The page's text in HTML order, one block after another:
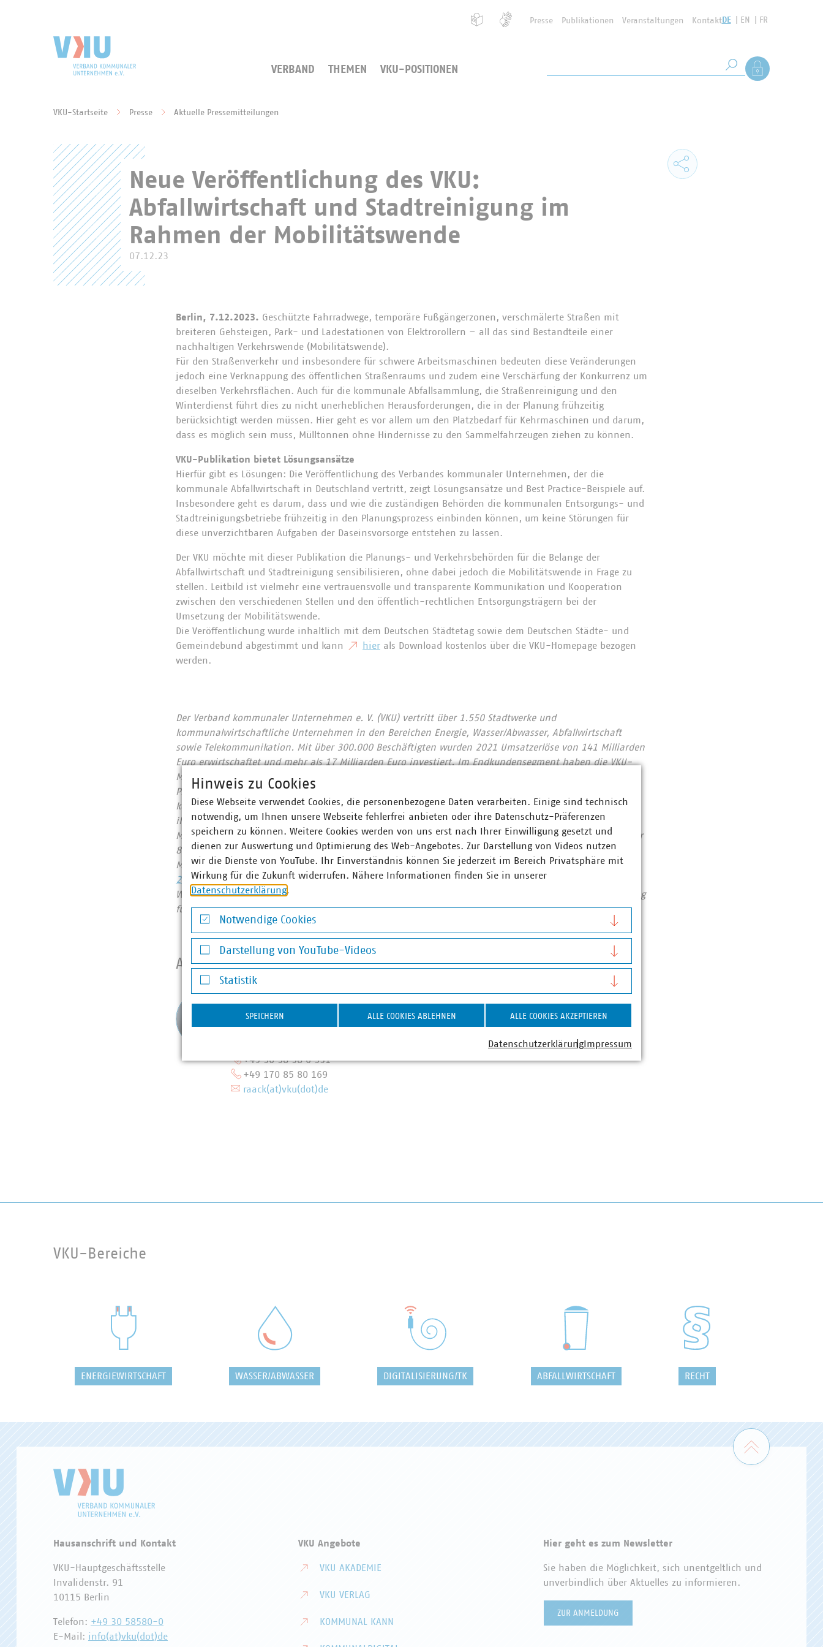
Presse Publikationen Veranstaltungen KontaktDE EN FR
VERBAND THEMEN VKU-POSITIONEN Suche starten
Als Mitglied
VKU-Startseite Presse Aktuelle Pressemitteilungen
Neue Veröffentlichung des VKU:
Abfallwirtschaft und Stadtreinigung im
Rahmen der Mobilitätswende
07.12.23
Berlin, 7.12.2023. Geschützte Fahrradwege, temporäre Fußgängerzonen, verschmälerte Straßen mit
breiteren Gehsteigen, Park- und Ladestationen von Elektrorollern – all das sind Bestandteile einer
nachhaltigen Verkehrswende (Mobilitätswende).
Für den Straßenverkehr und insbesondere für schwere Arbeitsmaschinen bedeuten diese Veränderungen
jedoch eine Verknappung des öffentlichen Straßenraums und zudem eine Verschärfung der Konkurrenz um
dieselben Verkehrsflächen. Auch für die kommunale Abfallsammlung, die Straßenreinigung und den
Winterdienst führt dies zu nicht unerheblichen Herausforderungen, die in der Planung frühzeitig
berücksichtigt werden müssen. Hier geht es vor allem um den Platzbedarf für Kehrmaschinen und darum,
dass es möglich sein muss, Mülltonnen ohne Hindernisse zu den Sammelfahrzeugen ziehen zu können.
VKU-Publikation bietet Lösungsansätze
Hierfür gibt es Lösungen: Die Veröffentlichung des Verbandes kommunaler Unternehmen, der die
kommunale Abfallwirtschaft in Deutschland vertritt, zeigt Lösungsansätze und Best Practice-Beispiele auf.
Insbesondere geht es darum, dass und wie die zuständigen Behörden die kommunalen Entsorgungs- und
Stadtreinigungsbetriebe frühzeitig in den Planungsprozess einbinden können, um keine Störungen für
diese unverzichtbaren Aufgaben der Daseinsvorsorge entstehen zu lassen.
Der VKU möchte mit dieser Publikation die Planungs- und Verkehrsbehörden für die Belange der
Abfallwirtschaft und Stadtreinigung sensibilisieren, ohne dabei jedoch die Mobilitätswende in Frage zu
stellen. Leitbild ist vielmehr eine vertrauensvolle und transparente Kommunikation und Kooperation
zwischen den verschiedenen Stellen und den öffentlich-rechtlichen Entsorgungsträgern bei der
Umsetzung der Mobilitätswende.
Die Veröffentlichung wurde inhaltlich mit dem Deutschen Städtetag sowie dem Deutschen Städte- und
Gemeindebund abgestimmt und kann
hier als Download kostenlos über die VKU-Homepage bezogen
werden.
Der Verband kommunaler Unternehmen e. V. (VKU) vertritt über 1.550 Stadtwerke und
kommunalwirtschaftliche Unternehmen in den Bereichen Energie, Wasser/Abwasser, Abfallwirtschaft
sowie Telekommunikation. Mit über 300.000 Beschäftigten wurden 2021 Umsatzerlöse von 141 Milliarden
Euro erwirtschaftet und mehr als 17 Milliarden Euro investiert. Im Endkundensegment haben die VKU-
Mitgliedsunternehmen signifikante Marktanteile in zentralen Ver- und Entsorgungsbereichen: Strom 66
Prozent, Gas 60 Prozent, Wärme 88 Prozent, Trinkwasser 89 Prozent, Abwasser 45 Prozent. Die
kommunale Abfallwirtschaft entsorgt jeden Tag 31.500 Tonnen Abfall und hat seit 1990 rund 78 Prozent
ihrer CO2-Emissionen eingespart – damit ist sie der Hidden Champion des Klimaschutzes. Immer mehr
Mitgliedsunternehmen engagieren sich im Breitbandausbau: 206 Unternehmen investieren pro Jahr über
822 Millionen Euro. Künftig wollen 80 Prozent der kommunalen Unternehmen den
Mobilfunkunternehmen Anschlüsse für Antennen an ihr Glasfasernetz anbieten.
Zahlen Daten Fakten
2023
Wir halten Deutschland am Laufen – denn nichts geschieht, wenn es nicht vor Ort passiert: Unser Beitrag
für heute und morgen: #Daseinsvorsorge. Unsere Positionen:
www.vku.de
Ansprechpartner
Fachgebietsleiterin Europäische
+49 30 58 58 0 331
+49 170 85 80 169
raack(at)vku(dot)de
VKU-Bereiche
ENERGIEWIRTSCHAFT WASSER/ABWASSER DIGITALISIERUNG/TK ABFALLWIRTSCHAFT RECHT
Zum
Hausanschrift und Kontakt
VKU-Hauptgeschäftsstelle
Invalidenstr. 91
10115 Berlin
Telefon: +49 30 58580-0
E-Mail: info(at)vku(dot)de
VKU Angebote
VKU AKADEMIE
VKU VERLAG
KOMMUNAL KANN
Hier geht es zum Newsletter
Sie haben die Möglichkeit, sich unentgeltlich und
unverbindlich über Aktuelles zu informieren.
ZUR ANMELDUNG
Hinweis zu Cookies
Diese Webseite verwendet Cookies, die personenbezogene Daten verarbeiten. Einige sind technisch
notwendig, um Ihnen unsere Webseite fehlerfrei anbieten oder ihre Datenschutz-Präferenzen
speichern zu können. Weitere Cookies werden von uns erst nach Ihrer Einwilligung gesetzt und
dienen zur Auswertung und Optimierung des Web-Angebotes. Zur Darstellung von Videos nutzen
wir die Dienste von YouTube. Ihr Einverständnis können Sie jederzeit im Bereich Privatsphäre mit
Wirkung für die Zukunft widerrufen. Nähere Informationen finden Sie in unserer
Datenschutzerklärung.
Notwendige Cookies
Notwendige Cookies
Darstellung von YouTube-Videos
Darstellung von YouTube-Videos
Statistik
Statistik
SPEICHERN ALLE COOKIES ABLEHNEN ALLE COOKIES AKZEPTIEREN
Datenschutzerklärung Impressum